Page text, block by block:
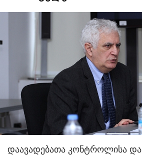
დაავადებათა კონტროლისა და